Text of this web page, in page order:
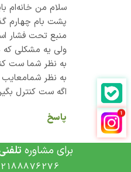
سلام من خانه‌ام
پشت بام چهارم
منبع تحت فشار
ولی یه مشکلی که
به نظر شما ست
به نظر
اگه ست کنترل
پاسخ
پشتیبانی گفت:
اردیبهشت 16, 1404 در 8:30 ق.ظ
برای مشاوره